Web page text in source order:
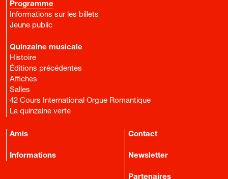
Programme
Informations sur les billets
Jeune public
Quinzaine musicale
Histoire
Éditions précédentes
Affiches
Salles
42 Cours International Orgue Romantique
La quinzaine verte
Amis
Informations
Contact
Newsletter
Partenaires